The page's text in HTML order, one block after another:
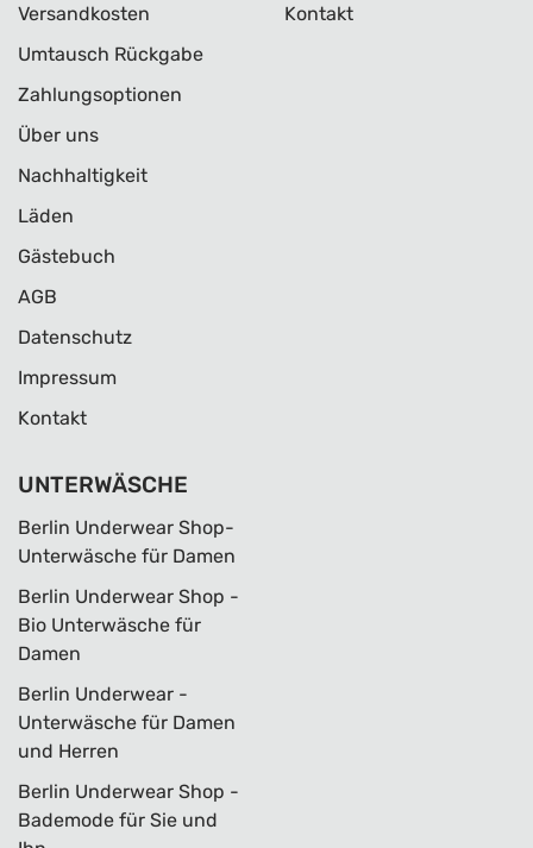
Versandkosten
Umtausch Rückgabe
Zahlungsoptionen
Über uns
Nachhaltigkeit
Läden
Gästebuch
AGB
Datenschutz
Impressum
Kontakt
Kontakt
UNTERWÄSCHE
Berlin Underwear Shop-
Unterwäsche für Damen
Berlin Underwear Shop -
Bio Unterwäsche für
Damen
Berlin Underwear -
Unterwäsche für Damen
und Herren
Berlin Underwear Shop -
Bademode für Sie und